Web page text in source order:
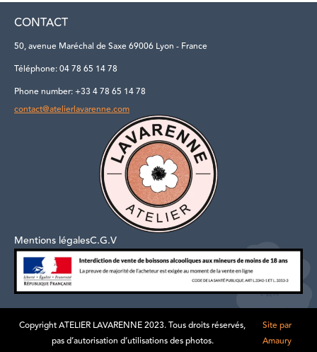
CONTACT
50, avenue Maréchal de Saxe 69006 Lyon - France
Téléphone: 04 78 65 14 78
Phone number: +33 4 78 65 14 78
contact@atelierlavarenne.com
Mentions légalesC.G.V
Copyright ATELIER LAVARENNE 2023. Tous droits réservés,
pas d’autorisation d’utilisations des photos.
Site par
Amaury